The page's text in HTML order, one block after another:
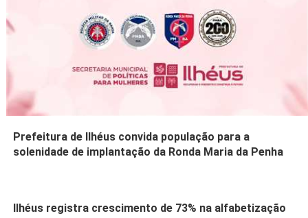
Prefeitura de Ilhéus convida população para a
solenidade de implantação da Ronda Maria da Penha
Ilhéus registra crescimento de 73% na alfabetização